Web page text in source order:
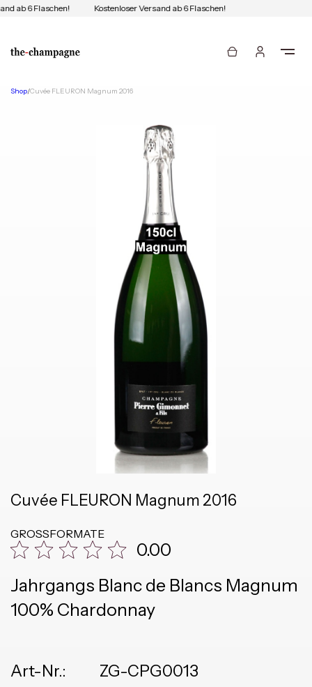
ab 6 Flaschen! Kostenloser Versand ab 6 Flaschen!
Shop/Cuvée FLEURON Magnum 2016
Cuvée FLEURON Magnum 2016
GROSSFORMATE
0.00
Jahrgangs Blanc de Blancs Magnum
100% Chardonnay
Art-Nr.:
ZG-CPG0013